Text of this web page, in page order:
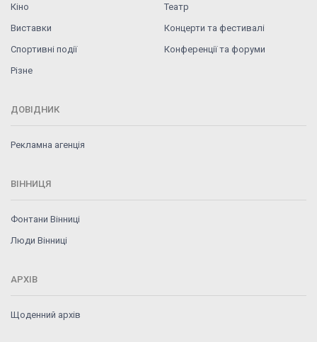
Кіно
Театр
Виставки
Концерти та фестивалі
Спортивні події
Конференції та форуми
Різне
ДОВІДНИК
Рекламна агенція
ВІННИЦЯ
Фонтани Вінниці
Люди Вінниці
АРХІВ
Щоденний архів